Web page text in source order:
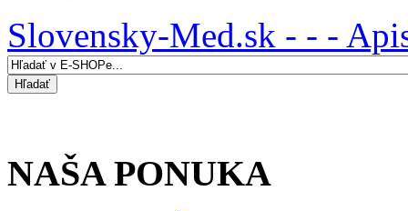
Slovensky-Med.sk - - -
NAŠA PONUKA